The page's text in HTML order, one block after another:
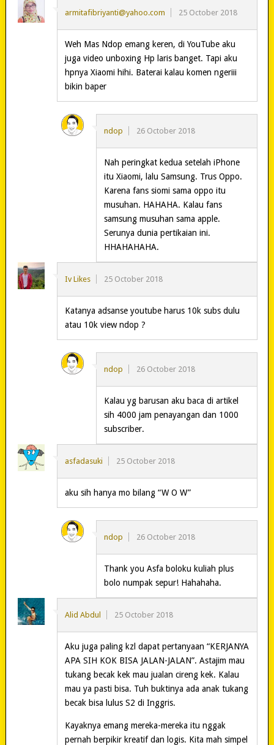
armitafibriyanti@yahoo.com 25 October 2018
Weh Mas Ndop emang keren, di YouTube aku
juga video unboxing Hp laris banget. Tapi aku
hpnya Xiaomi hihi. Baterai kalau komen ngeriii
bikin baper
ndop 26 October 2018
Nah peringkat kedua setelah iPhone
itu Xiaomi, lalu Samsung. Trus Oppo.
Karena fans siomi sama oppo itu
musuhan. HAHAHA. Kalau fans
samsung musuhan sama apple.
Serunya dunia pertikaian ini.
HHAHAHAHA.
Iv Likes 25 October 2018
Katanya adsanse youtube harus 10k subs dulu
atau 10k view ndop ?
ndop 26 October 2018
Kalau yg barusan aku baca di artikel
sih 4000 jam penayangan dan 1000
subscriber.
asfadasuki 25 October 2018
aku sih hanya mo bilang “W O W”
ndop 26 October 2018
Thank you Asfa boloku kuliah plus
bolo numpak sepur! Hahahaha.
Alid Abdul 25 October 2018
Aku juga paling kzl dapat pertanyaan “KERJANYA
APA SIH KOK BISA JALAN-JALAN”. Astajim mau
tukang becak kek mau jualan cireng kek. Kalau
mau ya pasti bisa. Tuh buktinya ada anak tukang
becak bisa lulus S2 di Inggris.
Kayaknya emang mereka-mereka itu nggak
pernah berpikir kreatif dan logis. Kita mah simpel